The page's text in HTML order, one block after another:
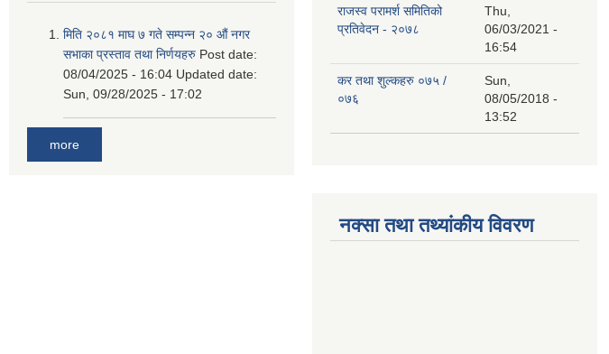
मिति २०८१ माघ ७ गते सम्पन्न २० औं नगर
सभाका प्रस्ताव तथा निर्णयहरु Post date:
08/04/2025 - 16:04 Updated date:
Sun, 09/28/2025 - 17:02
more
राजस्व परामर्श समितिको
प्रतिवेदन - २०७८
Thu,
06/03/2021 -
16:54
कर तथा शुल्कहरु ०७५ /
०७६
Sun,
08/05/2018 -
13:52
नक्सा तथा तथ्यांकीय विवरण